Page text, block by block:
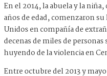
En el 2014, la abuela y la
años de edad, comenzaron su
Unidos en compañía de
decenas de miles de
huyendo de la violencia en
Entre octubre del 2013 y